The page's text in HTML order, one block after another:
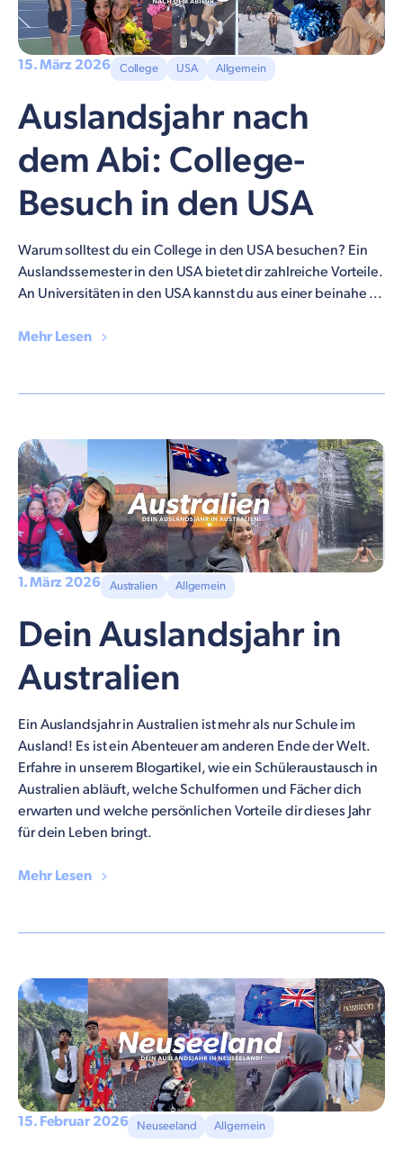
15. März 2026 College USA Allgemein
Auslandsjahr nach
dem Abi: College-
Besuch in den USA
Warum solltest du ein College in den USA besuchen? Ein
Auslandssemester in den USA bietet dir zahlreiche Vorteile.
An Universitäten in den USA kannst du aus einer beinahe ...
Mehr Lesen
1. März 2026 Australien Allgemein
Dein Auslandsjahr in
Australien
Ein Auslandsjahr in Australien ist mehr als nur Schule im
Ausland! Es ist ein Abenteuer am anderen Ende der Welt.
Erfahre in unserem Blogartikel, wie ein Schüleraustausch in
Australien abläuft, welche Schulformen und Fächer dich
erwarten und welche persönlichen Vorteile dir dieses Jahr
für dein Leben bringt.
Mehr Lesen
15. Februar 2026 Neuseeland Allgemein